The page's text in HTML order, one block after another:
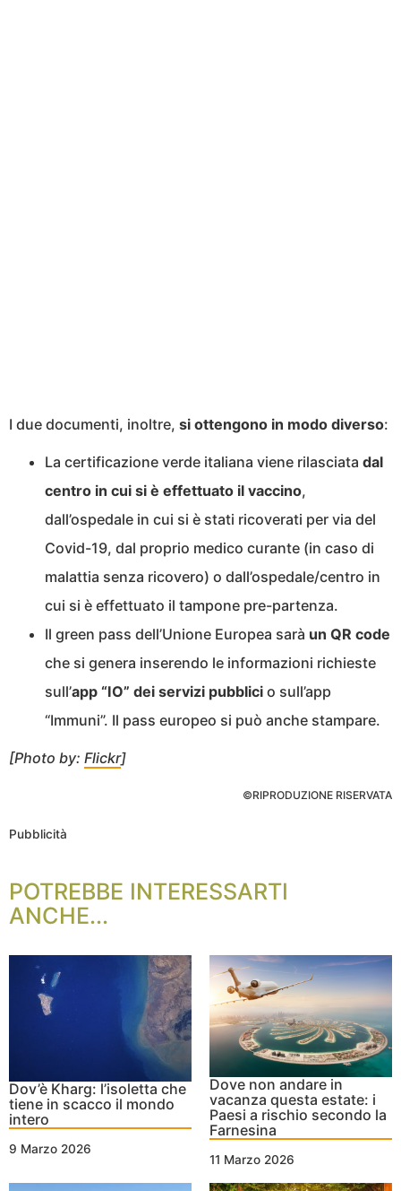
I due documenti, inoltre, si ottengono in modo diverso:
La certificazione verde italiana viene rilasciata dal
centro in cui si è effettuato il vaccino,
dall’ospedale in cui si è stati ricoverati per via del
Covid-19, dal proprio medico curante (in caso di
malattia senza ricovero) o dall’ospedale/centro in
cui si è effettuato il tampone pre-partenza.
Il green pass dell’Unione Europea sarà un QR code
che si genera inserendo le informazioni richieste
sull’app “IO” dei servizi pubblici o sull’app
“Immuni”. Il pass europeo si può anche stampare.
[Photo by: Flickr]
©RIPRODUZIONE RISERVATA
Pubblicità
POTREBBE INTERESSARTI
ANCHE...
Dov’è Kharg: l’isoletta che
tiene in scacco il mondo
intero
9 Marzo 2026
Dove non andare in
vacanza questa estate: i
Paesi a rischio secondo la
Farnesina
11 Marzo 2026